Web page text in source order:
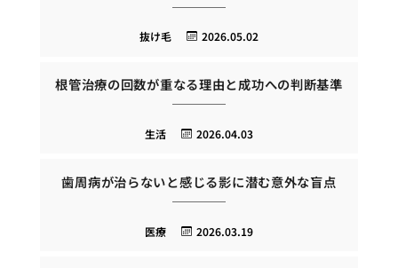
2026.05.02
抜け毛
根管治療の回数が重なる理由と成功への判断基準
2026.04.03
生活
歯周病が治らないと感じる影に潜む意外な盲点
2026.03.19
医療